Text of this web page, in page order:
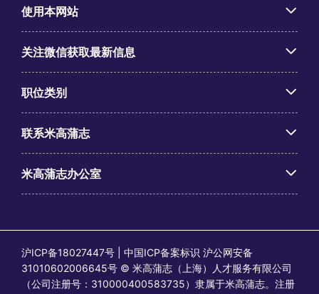
使用本网站
关注微信获取最新信息
职位类别
联系米高蒲志
米高蒲志办公室
沪ICP备18027447号 | 中国ICP备案标识 沪公网安备
31010602006645号 © 米高蒲志（上海）人才服务有限公司
（公司注册号：310000400583735）隶属于米高蒲志。注册